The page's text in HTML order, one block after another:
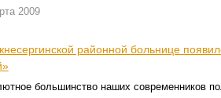
2009
районной больнице
большинство наших современников